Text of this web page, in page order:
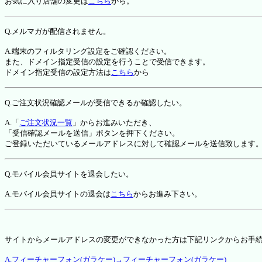
Q.メルマガが配信されません。
A.端末のフィルタリング設定をご確認ください。
また、ドメイン指定受信の設定を行うことで受信できます。
ドメイン指定受信の設定方法はこちらから
Q.ご注文状況確認メールが受信できるか確認したい。
A.「 ご注文状況一覧 」からお進みいただき、
「受信確認メールを送信」ボタンを押下ください。
ご登録いただいているメールアドレスに対して確認メールを送信致します。
Q.モバイル会員サイトを退会したい。
A.モバイル会員サイトの退会はこちらからお進み下さい。
サイトからメールアドレスの変更ができなかった方は下記リンクからお手
A.フィーチャーフォン(ガラケー)→フィーチャーフォン(ガラケー)